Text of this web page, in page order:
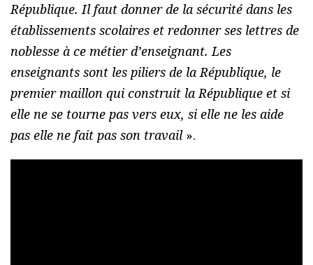
République. Il faut donner de la sécurité dans les
établissements scolaires et redonner ses lettres de
noblesse à ce métier d’enseignant. Les
enseignants sont les piliers de la République, le
premier maillon qui construit la République et si
elle ne se tourne pas vers eux, si elle ne les aide
pas elle ne fait pas son travail ».